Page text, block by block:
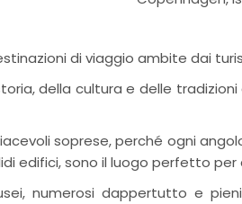
di viaggio ambite dai
della cultura e delle
soprese, perché ogni
edifici, sono il luogo perfetto
numerosi dappertutto e